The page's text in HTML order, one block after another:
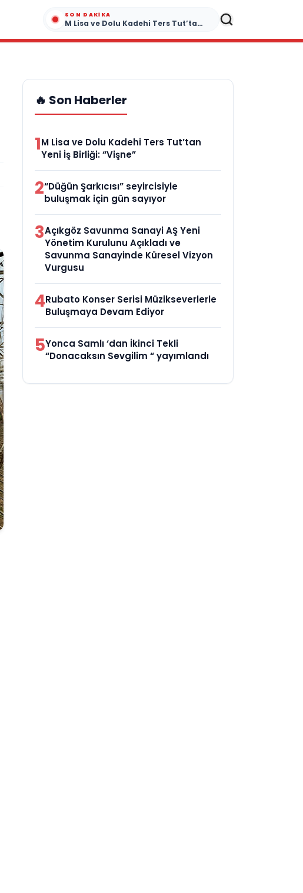
SON DAKIKA
M Lisa ve Dolu Kadehi Ters Tut’tan Yeni İş Birliği: “Vişne”
🔥 Son Haberler
1M Lisa ve Dolu Kadehi Ters Tut’tan
Yeni İş Birliği: “Vişne”
2“Düğün Şarkıcısı” seyircisiyle
buluşmak için gün sayıyor
3Açıkgöz Savunma Sanayi AŞ Yeni
Yönetim Kurulunu Açıkladı ve
Savunma Sanayinde Küresel Vizyon
Vurgusu
4Rubato Konser Serisi Müzikseverlerle
Buluşmaya Devam Ediyor
5Yonca Samlı ‘dan İkinci Tekli
“Donacaksın Sevgilim “ yayımlandı